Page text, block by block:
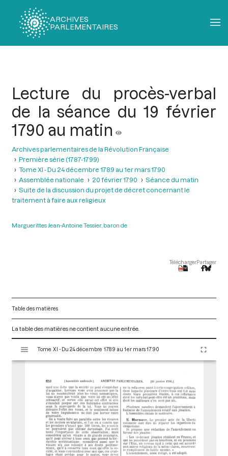
ARCHIVES
PARLEMENTAIRES
Lecture du procès-verbal
de la séance du 19 février
1790 au matin
Archives parlementaires de la Révolution Française
Première série (1787-1799)
Tome XI - Du 24 décembre 1789 au 1er mars 1790
Assemblée nationale
20 février 1790
Séance du matin
Suite de la discussion du projet de décret concernant le
traitement à faire aux religieux
Marguerittes Jean-Antoine Tessier, baron de
TéléchargerPartager
Table des matières
La table des matières ne contient aucune entrée.
s
Tome XI - Du 24 décembre 1789 au 1er mars 1790